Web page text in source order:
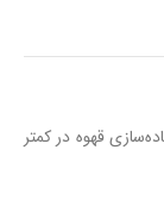
قهوه در کمتر